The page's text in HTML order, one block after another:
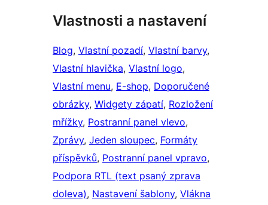
Vlastnosti a nastavení
Blog, Vlastní pozadí, Vlastní barvy
Vlastní hlavička, Vlastní logo
Vlastní menu, E-shop, Doporučené
obrázky, Widgety zápatí, Rozložení
mřížky, Postranní panel vlevo
Zprávy, Jeden sloupec, Formáty
příspěvků, Postranní panel vpravo
Podpora RTL (text psaný zprava
doleva), Nastavení šablony, Vlákna